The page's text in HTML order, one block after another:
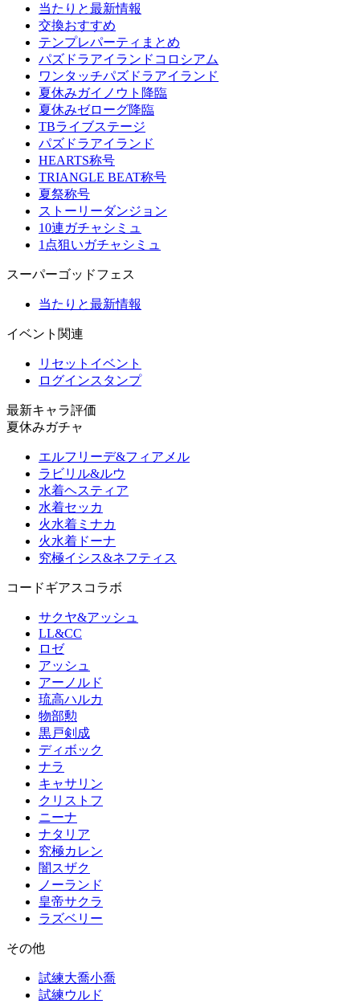
当たりと最新情報
交換おすすめ
テンプレパーティまとめ
パズドラアイランドコロシアム
ワンタッチパズドラアイランド
夏休みガイノウト降臨
夏休みゼローグ降臨
TBライブステージ
パズドラアイランド
HEARTS称号
TRIANGLE BEAT称号
夏祭称号
ストーリーダンジョン
10連ガチャシミュ
1点狙いガチャシミュ
スーパーゴッドフェス
当たりと最新情報
イベント関連
リセットイベント
ログインスタンプ
最新キャラ評価
夏休みガチャ
エルフリーデ&フィアメル
ラビリル&ルウ
水着ヘスティア
水着セッカ
火水着ミナカ
火水着ドーナ
究極イシス&ネフティス
コードギアスコラボ
サクヤ&アッシュ
LL&CC
ロゼ
アッシュ
アーノルド
琉高ハルカ
物部勲
黒戸剣成
ディボック
ナラ
キャサリン
クリストフ
ニーナ
ナタリア
究極カレン
闇スザク
ノーランド
皇帝サクラ
ラズベリー
その他
試練大喬小喬
試練ウルド